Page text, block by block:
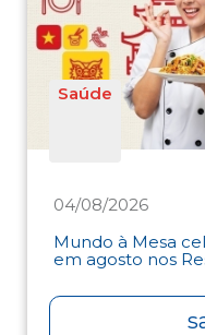
Saúde
04/08/2026
Mundo à Mesa
em agosto nos